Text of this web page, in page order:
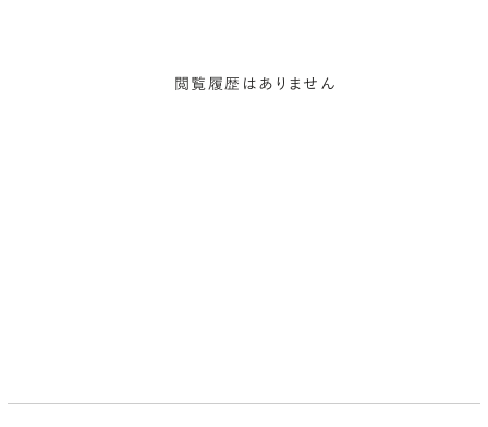
閲覧履歴はありません